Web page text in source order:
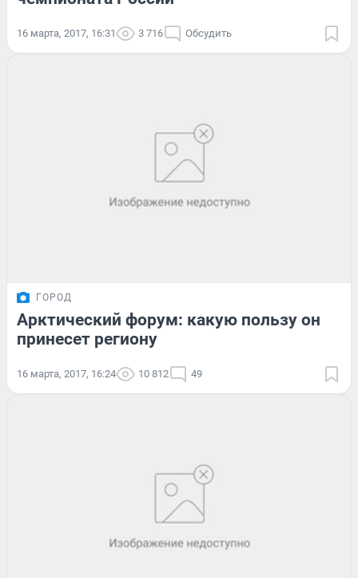
16 марта, 2017, 16:31 3 716 Обсудить
ГОРОД
Арктический форум: какую пользу он
принесет региону
16 марта, 2017, 16:24 10 812 49